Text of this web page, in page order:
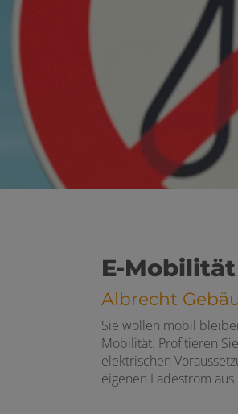
E-
Albrecht
Sie wollen mobil
Mobilität. Profitieren
elektrischen
eigenen Ladestrom
und schließen